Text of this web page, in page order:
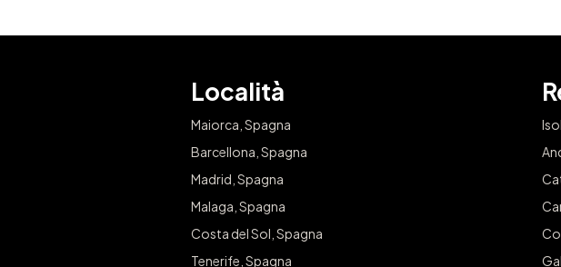
Località
Maiorca, Spagna
Barcellona, Spagna
Madrid, Spagna
Malaga, Spagna
Costa del Sol, Spagna
Tenerife, Spagna